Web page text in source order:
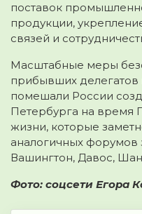
поставок
продукции,
связей и
Масштабные меры
прибывших делегатов
помешали России
Петербурга на
жизни, которые
аналогичных
Вашингтон, Давос,
Фото: соцсети Егора